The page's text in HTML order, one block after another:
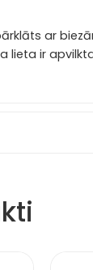
ar
lieta ir